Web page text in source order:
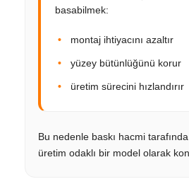
basabilmek:
montaj ihtiyacını azaltır
yüzey bütünlüğünü korur
üretim sürecini hızlandırır
Bu nedenle baskı hacmi
üretim odaklı bir model olarak